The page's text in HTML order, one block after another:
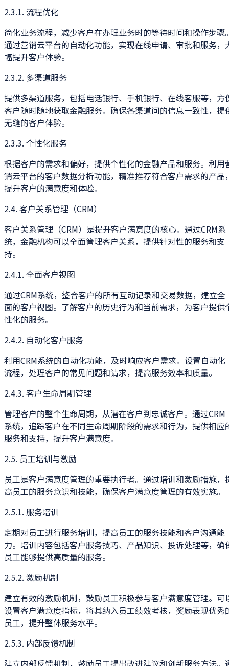
2.3.1. 流程优化
简化业务流程，减少客户在办理业务时的等待时间和操作步骤
通过营销云平台的自动化功能，实现在线申请、审批和服务，
幅提升客户体验。
2.3.2. 多渠道服务
提供多渠道服务，包括电话银行、手机银行、在线客服等，方
客户随时随地获取金融服务。确保各渠道间的信息一致性，提
无缝的客户体验。
2.3.3. 个性化服务
根据客户的需求和偏好，提供个性化的金融产品和服务。利用
销云平台的客户数据分析功能，精准推荐符合客户需求的产品
提升客户的满意度和体验。
2.4. 客户关系管理（CRM）
客户关系管理（CRM）是提升客户满意度的核心。通过CRM系
统，金融机构可以全面管理客户关系，提供针对性的服务和支
持。
2.4.1. 全面客户视图
通过CRM系统，整合客户的所有互动记录和交易数据，建立全
面的客户视图。了解客户的历史行为和当前需求，为客户提供
性化的服务。
2.4.2. 自动化客户服务
利用CRM系统的自动化功能，及时响应客户需求。设置自动化
流程，处理客户的常见问题和请求，提高服务效率和质量。
2.4.3. 客户生命周期管理
管理客户的整个生命周期，从潜在客户到忠诚客户。通过CRM
系统，追踪客户在不同生命周期阶段的需求和行为，提供相应
服务和支持，提升客户满意度。
2.5. 员工培训与激励
员工是客户满意度管理的重要执行者。通过培训和激励措施，
高员工的服务意识和技能，确保客户满意度管理的有效实施。
2.5.1. 服务培训
定期对员工进行服务培训，提高员工的服务技能和客户沟通能
力。培训内容包括客户服务技巧、产品知识、投诉处理等，确
员工能够提供高质量的服务。
2.5.2. 激励机制
建立有效的激励机制，鼓励员工积极参与客户满意度管理。可
设置客户满意度指标，将其纳入员工绩效考核，奖励表现优秀
员工，提升整体服务水平。
2.5.3. 内部反馈机制
建立内部反馈机制，鼓励员工提出改进建议和创新服务方法。